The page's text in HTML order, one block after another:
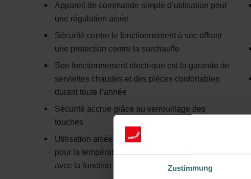
Zustimmung
Appareil de commande simple d’utilisation pour
une régulation aisée
Sécurité contre le fonctionnement à sec offrant
une protection contre la surchauffe
Son fonctionnement électrique est la garantie de
serviettes chaudes et des pièces confortables
durant toute l’année
Sécurité accrue grâce au verrouillage des
touches
Utilisation aisée grâce à une bague de réglage
pour la température du fluide et pour l’utilisation
avec la fonction de minuterie